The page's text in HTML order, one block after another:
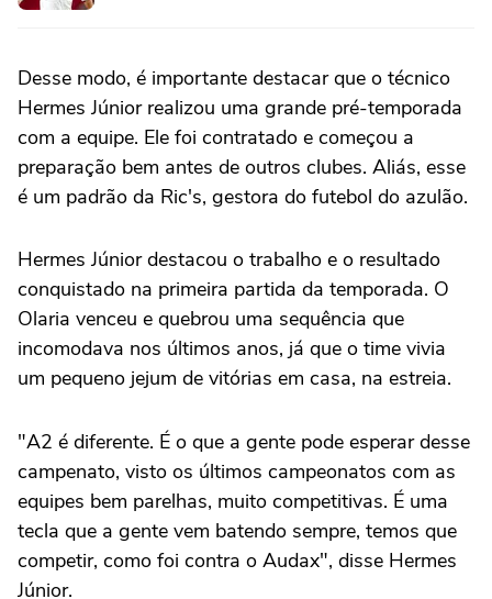
Desse modo, é importante destacar que o técnico
Hermes Júnior realizou uma grande pré-temporada
com a equipe. Ele foi contratado e começou a
preparação bem antes de outros clubes. Aliás, esse
é um padrão da Ric's, gestora do futebol do azulão.
Hermes Júnior destacou o trabalho e o resultado
conquistado na primeira partida da temporada. O
Olaria venceu e quebrou uma sequência que
incomodava nos últimos anos, já que o time vivia
um pequeno jejum de vitórias em casa, na estreia.
"A2 é diferente. É o que a gente pode esperar desse
campenato, visto os últimos campeonatos com as
equipes bem parelhas, muito competitivas. É uma
tecla que a gente vem batendo sempre, temos que
competir, como foi contra o Audax", disse Hermes
Júnior.